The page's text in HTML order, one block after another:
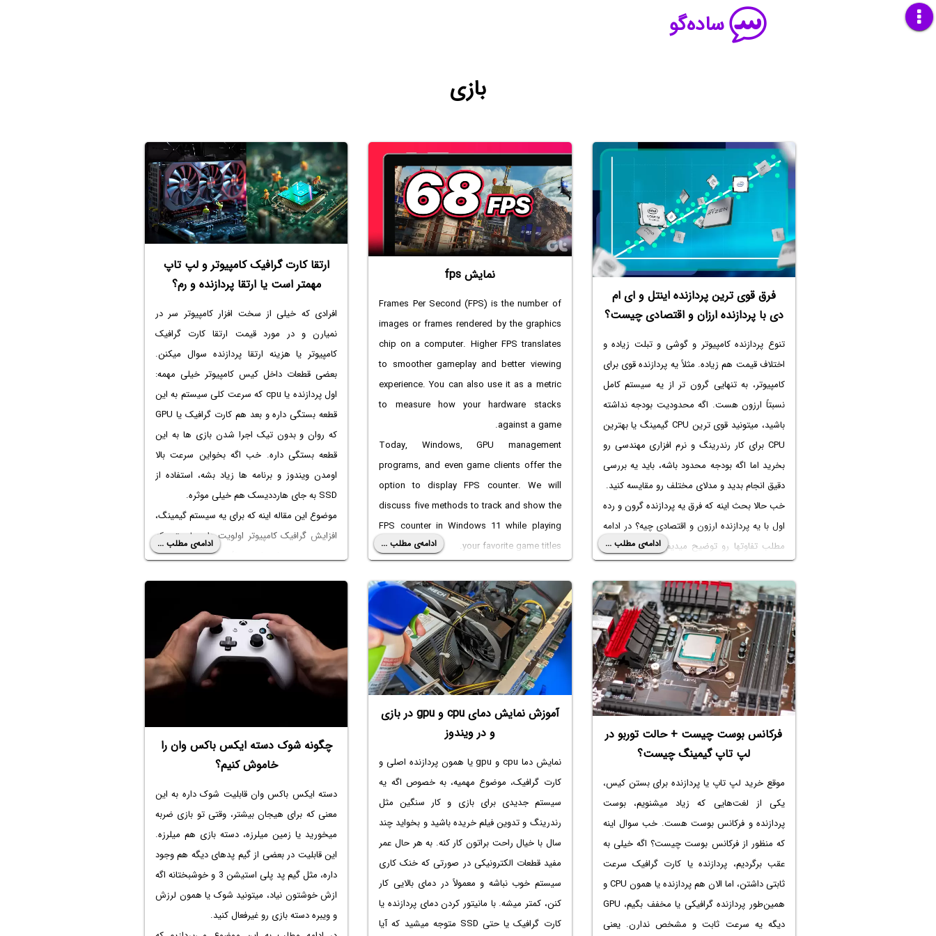
ساده‌گو
بازی
فرق قوی ترین پردازنده اینتل و ای ام
دی با پردازنده ارزان و اقتصادی چیست؟
تنوع پردازنده کامپیوتر و گوشی و تبلت زیاده و
اختلاف قیمت هم زیاده. مثلاً یه پردازنده قوی برای
کامپیوتر، به تنهایی گرون تر از یه سیستم کامل
نسبتاً ارزون هست. اگه محدودیت بودجه نداشته
باشید، میتونید قوی ترین CPU گیمینگ
یا بهترین
CPU برای کار رندرینگ و نرم افزاری مهندسی رو
بخرید اما اگه بودجه محدود باشه، باید یه بررسی
دقیق انجام بدید و مدلای مختلف رو مقایسه کنید.
خب حالا بحث اینه که فرق یه پردازنده گرون و رده
اول با یه پردازنده ارزون و اقتصادی چیه؟ در ادامه
مطلب تفاوتها رو توضیح میدیم تا انتخاب کردن
پردازنده براتون ساده تر بشه. با ساده‌گو همراه
باشید.
ادامه‌ی مطلب ...
نمایش fps
Frames Per Second (FPS) is the number of
images or frames rendered by the graphics
chip on a computer. Higher FPS translates
to smoother gameplay and better viewing
experience. You can also use it as a metric
to measure how your hardware stacks
against a game.
Today, Windows, GPU management
programs, and even game clients offer the
option to display FPS counter. We will
discuss five methods to track and show the
FPS counter in Windows 11 while playing
your favorite game titles.
1. USING THE XBOX GAME BAR
Xbox Game Bar is baked into Windows 10
and Windows 11. So, you don’t need to
install it separately to show the FPS counter
in Windows 11. You can use the Xbox Game
Bar to capture gameplay photos, record
videos, and track game performance.
Here’s how to see FPS on screen using
Step 1: Launch any Game on your PC.
Step 2: Press the Windows + G keyboard
shortcut to open the Xbox Game Bar.
Step 3: Click on the Performance icon
(monitor) to launch the overlay. You will see
metrics in a small window.
ادامه‌ی مطلب ...
ارتقا کارت گرافیک کامپیوتر و لپ تاپ
مهمتر است یا ارتقا پردازنده و رم؟
افرادی که خیلی از سخت افزار کامپیوتر سر در
نمیارن و در موردقیمت ارتقا کارت گرافیک
کامپیوتر یا هزینه ارتقا پردازنده سوال میکنن.
بعضی قطعات داخل کیس کامپیوتر خیلی مهمه:
اول پردازنده یا cpu که سرعت کلی سیستم به این
قطعه بستگی داره و بعد هم کارت گرافیک یا GPU
که روان و بدون تیک اجرا شدن بازی ها به این
قطعه بستگی داره. خب اگه بخواین سرعت بالا
اومدن ویندوز و برنامه ها زیاد بشه، استفاده از
SSD به جای هارددیسک هم خیلی موثره.
موضوع این مقاله اینه که برای یه سیستم گیمینگ،
افزایش گرافیک کامپیوتر اولویت داره یا بهتره که
cpu رو عوض کنیم؟ معمولاً جواب اینه که ارتقا
اولویت ارتقای پردازنده کامپیوتر باشه. در ادامه
مطلب در مورد پاسخ این سوال بحث میکنیم که
اول کارت گرافیک رو ارتقا بدیم یا پردازنده و یا رم؟
ادامه‌ی مطلب ...
فرکانس بوست چیست + حالت توربو در
لپ تاپ گیمینگ چیست؟
موقع خرید لپ تاپ یا پردازنده برای بستن کیس،
یکی از لغت‌هایی که زیاد میشنویم، بوست
پردازنده و فرکانس بوست هست. خب سوال اینه
که منظور ازفرکانس بوست چیست؟ اگه خیلی به
عقب برگردیم، پردازنده یا کارت گرافیک سرعت
ثابتی داشتن، اما الان هم پردازنده یا همون CPU و
همین‌طور پردازنده گرافیکی یا مخفف بگیم، GPU
دیگه یه سرعت ثابت و مشخص ندارن. یعنی
آموزش نمایش دمای cpu و gpu در بازی
و در ویندوز
نمایش دما cpu و gpu یا همون پردازنده اصلی و
کارت گرافیک، موضوع مهمیه، به خصوص اگه یه
سیستم جدیدی برای بازی و کار سنگین مثل
رندرینگ و تدوین فیلم خریده باشید و بخواید چند
سال با خیال راحت براتون کار کنه. به هر حال عمر
مفید قطعات الکترونیکی در صورتی که خنک کاری
سیستم خوب نباشه و معمولاً در دمای بالایی کار
کنن، کمتر میشه. با مانیتور کردن دمای پردازنده یا
کارت گرافیک یا حتی SSD متوجه میشید که آیا
چگونه شوک دسته ایکس باکس وان را
خاموش کنیم؟
دسته ایکس باکس وان قابلیت شوک داره به این
معنی که برای هیجان بیشتر، وقتی تو بازی ضربه
میخورید یا زمین میلرزه، دسته بازی هم میلرزه.
این قابلیت در بعضی از گیم پدهای دیگه هم وجود
داره، مثل گیم پد پلی استیشن 3 و خوشبختانه اگه
ازش خوشتون نیاد، میتونید شوک یا همون لرزش
و ویبره دسته بازی رو غیرفعال کنید.